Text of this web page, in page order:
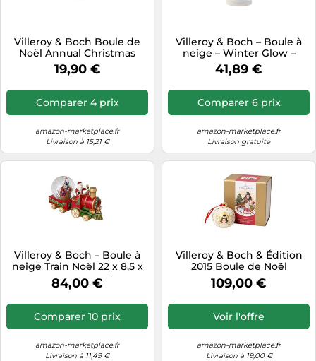
Villeroy & Boch Boule de
Noël Annual Christmas
Edition 2025 Multicolore
6,5×6,5×8 cm Porcelaine
19,90 €
Comparer 4 prix
amazon-marketplace.fr
Livraison à 15,21 €
Villeroy & Boch – Boule à
neige – Winter Glow –
Décoration de Noël –
Porcelaine blanche
premium
41,89 €
Comparer 6 prix
amazon-marketplace.fr
Livraison gratuite
Villeroy & Boch – Boule à
neige Train Noël 22 x 8,5 x
12,5 cm Porcelaine/Verre
Multicolore
84,00 €
Comparer 10 prix
amazon-marketplace.fr
Livraison à 11,49 €
Villeroy & Boch & Édition
2015 Boule de Noël
109,00 €
Voir l'offre
amazon-marketplace.fr
Livraison à 19,00 €